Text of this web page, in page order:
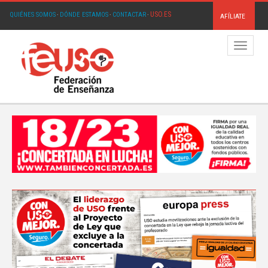
QUIÉNES SOMOS· DÓNDE ESTAMOS· CONTACTAR· USO.ES AFÍLIATE
Menú